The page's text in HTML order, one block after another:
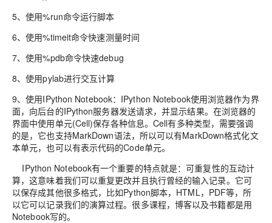
5、使用%run命令运行脚本
6、使用%timeit命令快速测量时间
7、使用%pdb命令快速debug
8、使用pylab进行交互计算
9、使用IPython Notebook：IPython Notebook使用浏览器作为界
面，向后台的IPython服务器发送请求，并显示结果。在浏览器的
界面中使用单元(Cell)保存各种信息。Cell有多种类型，需要强调
的是，它也支持MarkDown语法，所以可以有MarkDown格式化文
本单元，也可以有表示代码的Code单元。
IPython Notebook有一个重要的特点就是：可重复性的互动计
算，这意味着我们可以重复更改并且执行曾经的输入记录。它可
以保存成其他很多格式，比如Python脚本，HTML，PDF等，所
以它可以记录我们的演算过程。很多课程，博客以及书籍都是用
Notebook写的。